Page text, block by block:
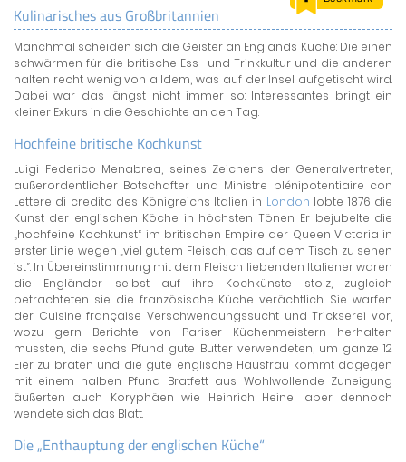
LAND & LEUTE
LERNCENTER
ENGLISCH
ENGLAND ZUHAUSE
Kulinarisches aus Großbritannien
Manchmal scheiden sich die Geister an Englands Küche: Die einen
schwärmen für die britische Ess- und Trinkkultur und die anderen
halten recht wenig von alldem, was auf der Insel aufgetischt wird.
Dabei war das längst nicht immer so: Interessantes bringt ein
kleiner Exkurs in die Geschichte an den Tag.
Hochfeine britische Kochkunst
Luigi Federico Menabrea, seines Zeichens der Generalvertreter,
außerordentlicher Botschafter und Ministre plénipotentiaire con
Lettere di credito des Königreichs Italien in London lobte 1876 die
Kunst der englischen Köche in höchsten Tönen. Er bejubelte die
„hochfeine Kochkunst“ im britischen Empire der Queen Victoria in
erster Linie wegen „viel gutem Fleisch, das auf dem Tisch zu sehen
ist“. In Übereinstimmung mit dem Fleisch liebenden Italiener waren
die Engländer selbst auf ihre Kochkünste stolz, zugleich
betrachteten sie die französische Küche verächtlich: Sie warfen
der Cuisine française Verschwendungssucht und Trickserei vor,
wozu gern Berichte von Pariser Küchenmeistern herhalten
mussten, die sechs Pfund gute Butter verwendeten, um ganze 12
Eier zu braten und die gute englische Hausfrau kommt dagegen
mit einem halben Pfund Bratfett aus. Wohlwollende Zuneigung
äußerten auch Koryphäen wie Heinrich Heine; aber dennoch
wendete sich das Blatt.
Die „Enthauptung der englischen Küche“